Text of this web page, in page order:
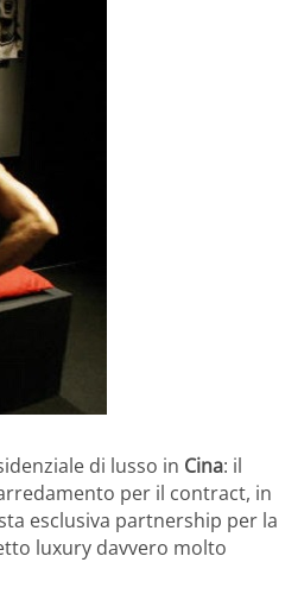
di lusso in Cina: il
per il contract, in
esclusiva partnership per la
luxury davvero molto